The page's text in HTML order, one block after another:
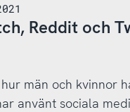
Reddit och
män och kvinnor
använt sociala